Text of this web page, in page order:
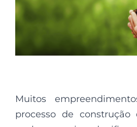
Muitos
processo de construção